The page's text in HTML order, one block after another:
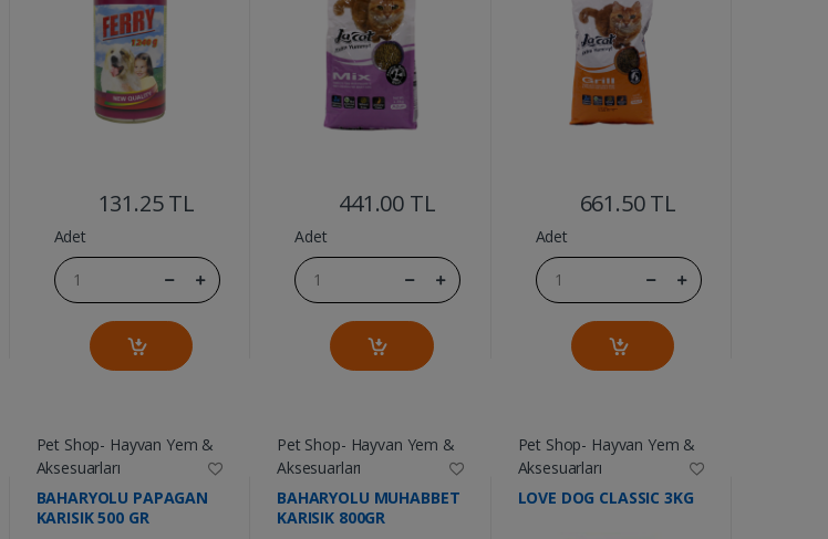
131.25 TL
Adet
441.00 TL
Adet
661.50 TL
Adet
Pet Shop- Hayvan Yem &
Aksesuarları
BAHARYOLU PAPAGAN
KARISIK 500 GR
Pet Shop- Hayvan Yem &
Aksesuarları
BAHARYOLU MUHABBET
KARISIK 800GR
Pet Shop- Hayvan Yem &
Aksesuarları
LOVE DOG CLASSIC 3KG